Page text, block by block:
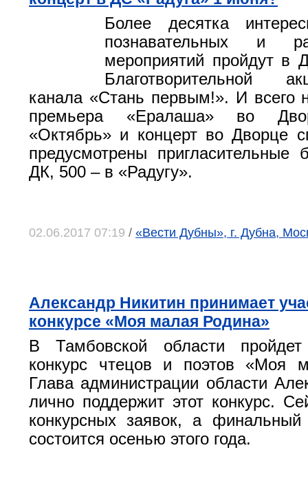
Более десятка
познавательных и
мероприятий пройдут в
Благотворительной
канала «Стань первым!». И всего
премьера «Ералаша» во
«Октябрь» и концерт во Дворце
предусмотрены пригласительные
ДК, 500 – в «Радугу».
02.06.2017 07:19 / «Вести Дубны», г. Дубна,
Александр Никитин принимает
конкурсе «Моя малая Родина»
В Тамбовской области пройдет
конкурс чтецов и поэтов «Моя
Глава администрации области
лично поддержит этот конкурс.
конкурсных заявок, а
состоится осенью этого года.